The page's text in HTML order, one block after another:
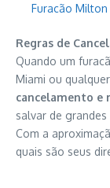
Furacão Milton
Regras de
Quando um
Miami ou
cancelamento e
salvar de
Com a
quais são seus